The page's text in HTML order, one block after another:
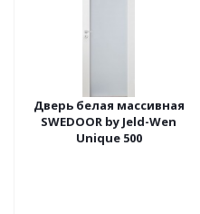
Дверь белая массивная
SWEDOOR by Jeld-Wen
Unique 500